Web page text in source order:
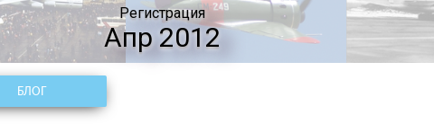
Регистрация
Апр 2012
БЛОГ